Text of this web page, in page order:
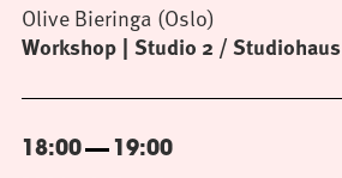
Workshop Studio 2 / Studiohaus
Olive Bieringa (Oslo)
18:00 19:00